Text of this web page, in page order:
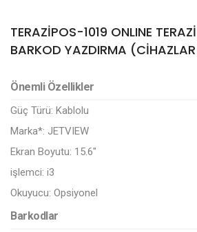
TERAZİPOS-1019 ONLINE
BARKOD YAZDIRMA
Önemli Özellikler
Güç Türü: Kablolu
Marka*: JETVIEW
Ekran Boyutu: 15.6"
işlemci: i3
Okuyucu: Opsiyonel
Barkodlar